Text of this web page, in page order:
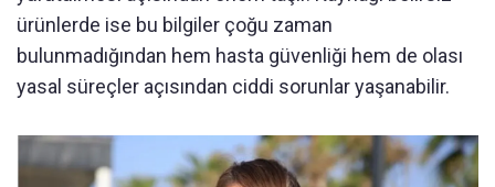
ürünlerde ise bu bilgiler çoğu zaman
bulunmadığından hem hasta güvenliği hem de olası
yasal süreçler açısından ciddi sorunlar yaşanabilir.